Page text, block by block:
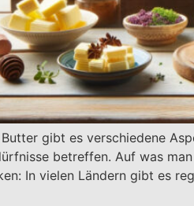
gibt es verschiedene
betreffen. Auf was
In vielen Ländern gibt es